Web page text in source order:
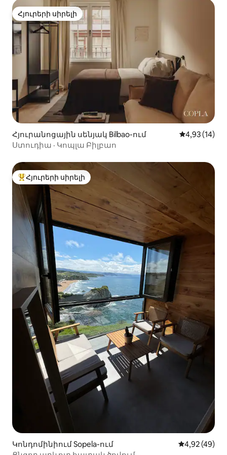
Հյուրերի սիրելի
Հյուրերի սիրելի
Հյուրանոցային սենյակ Bilbao-ում Միջին
4,93 (14)
Ստուդիա · Կոպլա Բիլբաո
Հյուրերի սիրելի լավագույն տները
Հյուրերի սիրելի
Կոնդոմինիում Sopela-ում Միջին
4,92 (49)